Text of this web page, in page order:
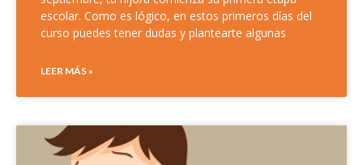
escolar. Como es lógico, en estos primeros días del
curso puedes tener dudas y plantearte algunas
LEER MÁS »